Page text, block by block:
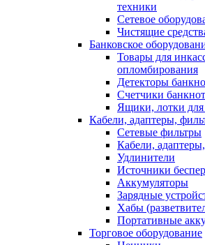
техники
Сетевое
Чистящие
Банковское
Товары для
опломбирования
Детекторы
Счетчики
Ящики, лотки для
Кабели, адаптеры,
Сетевые фильтры
Кабели,
Удлинители
Источники
Аккумуляторы
Зарядные
Хабы
Портативные
Торговое оборудование